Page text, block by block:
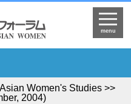
menu
Women's Studies >>
2004)